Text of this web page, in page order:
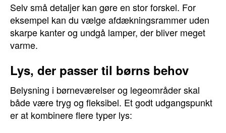
Selv små detaljer kan gøre en stor forskel. For
eksempel kan du vælge afdækningsrammer uden
skarpe kanter og undgå lamper, der bliver meget
varme.
Lys, der passer til børns behov
Belysning i børneværelser og legeområder skal
både være tryg og fleksibel. Et godt udgangspunkt
er at kombinere flere typer lys: